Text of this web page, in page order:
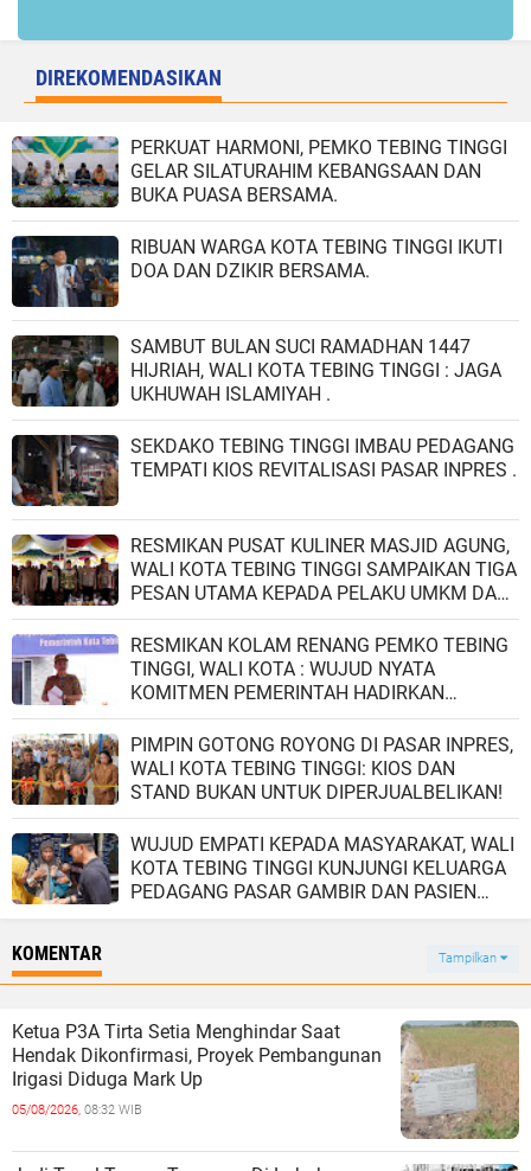
DIREKOMENDASIKAN
PERKUAT HARMONI, PEMKO TEBING TINGGI
GELAR SILATURAHIM KEBANGSAAN DAN
BUKA PUASA BERSAMA.
RIBUAN WARGA KOTA TEBING TINGGI IKUTI
DOA DAN DZIKIR BERSAMA.
SAMBUT BULAN SUCI RAMADHAN 1447
HIJRIAH, WALI KOTA TEBING TINGGI : JAGA
UKHUWAH ISLAMIYAH .
SEKDAKO TEBING TINGGI IMBAU PEDAGANG
TEMPATI KIOS REVITALISASI PASAR INPRES .
RESMIKAN PUSAT KULINER MASJID AGUNG,
WALI KOTA TEBING TINGGI SAMPAIKAN TIGA
PESAN UTAMA KEPADA PELAKU UMKM DAN
PENGUNJUNG.
RESMIKAN KOLAM RENANG PEMKO TEBING
TINGGI, WALI KOTA : WUJUD NYATA
KOMITMEN PEMERINTAH HADIRKAN
FASILITAS OLAHRAGA DAN REKREASI YANG
REPRESENTATIF BAGI MASYARAKAT.
PIMPIN GOTONG ROYONG DI PASAR INPRES,
WALI KOTA TEBING TINGGI: KIOS DAN
STAND BUKAN UNTUK DIPERJUALBELIKAN!
WUJUD EMPATI KEPADA MASYARAKAT, WALI
KOTA TEBING TINGGI KUNJUNGI KELUARGA
PEDAGANG PASAR GAMBIR DAN PASIEN
KOMENTAR
Tampilkan
Ketua P3A Tirta Setia Menghindar Saat
Hendak Dikonfirmasi, Proyek Pembangunan
Irigasi Diduga Mark Up
05/08/2026, 08:32 WIB